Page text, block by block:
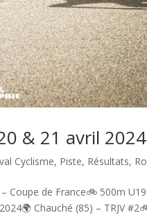
& 21 avril 2024
Cyclisme, Piste, Résultats,
Coupe de France🚲 500m
Chauché (85) – TRJV